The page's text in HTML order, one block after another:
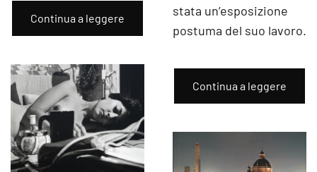
Continua a leggere
stata un’esposizione
postuma del suo lavoro.
Continua a leggere